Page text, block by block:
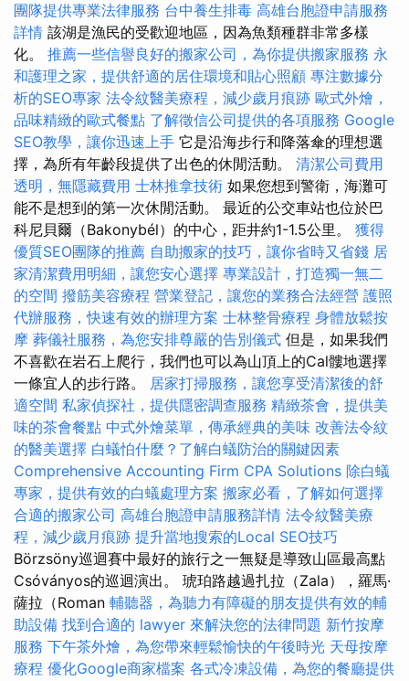
團隊提供專業法律服務 台中養生排毒 高雄台胞證申請服務
詳情 該湖是漁民的受歡迎地區，因為魚類種群非常多樣
化。 推薦一些信譽良好的搬家公司，為你提供搬家服務 永
和護理之家，提供舒適的居住環境和貼心照顧 專注數據分
析的SEO專家 法令紋醫美療程，減少歲月痕跡 歐式外燴，
品味精緻的歐式餐點 了解徵信公司提供的各項服務 Google
SEO教學，讓你迅速上手 它是沿海步行和降落傘的理想選
擇，為所有年齡段提供了出色的休閒活動。 清潔公司費用
透明，無隱藏費用 士林推拿技術 如果您想到警衛，海灘可
能不是想到的第一次休閒活動。 最近的公交車站也位於巴
科尼貝爾（Bakonybél）的中心，距井約1-1.5公里。 獲得
優質SEO團隊的推薦 自助搬家的技巧，讓你省時又省錢 居
家清潔費用明細，讓您安心選擇 專業設計，打造獨一無二
的空間 撥筋美容療程 營業登記，讓您的業務合法經營 護照
代辦服務，快速有效的辦理方案 士林整骨療程 身體放鬆按
摩 葬儀社服務，為您安排尊嚴的告別儀式 但是，如果我們
不喜歡在岩石上爬行，我們也可以為山頂上的Cal髏地選擇
一條宜人的步行路。 居家打掃服務，讓您享受清潔後的舒
適空間 私家偵探社，提供隱密調查服務 精緻茶會，提供美
味的茶會餐點 中式外燴菜單，傳承經典的美味 改善法令紋
的醫美選擇 白蟻怕什麼？了解白蟻防治的關鍵因素
Comprehensive Accounting Firm CPA Solutions 除白蟻
專家，提供有效的白蟻處理方案 搬家必看，了解如何選擇
合適的搬家公司 高雄台胞證申請服務詳情 法令紋醫美療
程，減少歲月痕跡 提升當地搜索的Local SEO技巧
Börzsöny巡迴賽中最好的旅行之一無疑是導致山區最高點
Csóványos的巡迴演出。 琥珀路越過扎拉（Zala），羅馬·
薩拉（Roman 輔聽器，為聽力有障礙的朋友提供有效的輔
助設備 找到合適的 lawyer 來解決您的法律問題 新竹按摩
服務 下午茶外燴，為您帶來輕鬆愉快的午後時光 天母按摩
療程 優化Google商家檔案 各式冷凍設備，為您的餐廳提供